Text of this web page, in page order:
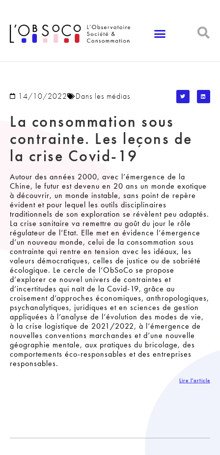
14/10/2022 Dans les médias
La consommation sous
contrainte. Les leçons de
la crise Covid-19
Autour des années 2000, avec l’émergence de la
Chine, le futur est devenu en 20 ans un monde exotique
à découvrir, un monde instable, sans point de repère
évident et pour lequel les outils disciplinaires
traditionnels de son exploration se révèlent peu adaptés.
La crise sanitaire va remettre au goût du jour le rôle
régulateur de l’Etat. Elle met en évidence l’émergence
d’un nouveau monde, celui de la consommation sous
contrainte qui rentre en tension avec les idéaux, les
valeurs démocratiques, celles de justice ou de sobriété
écologique. Le cercle de l’ObSoCo se propose
d’explorer ce nouvel univers de contraintes et
d’incertitudes qui naît de la Covid-19, grâce au
croisement d’approches économiques, anthropologiques,
psychanalytiques, juridiques et en sciences de gestion
appliquées à l’analyse de l’évolution des modes de vie,
à la crise logistique de 2021/2022, à l’émergence de
nouvelles conventions marchandes et d’une nouvelle
géographie mentale, aux pratiques du bricolage, des
comportements éco-responsables et des entreprises
responsables.
Lire l'article